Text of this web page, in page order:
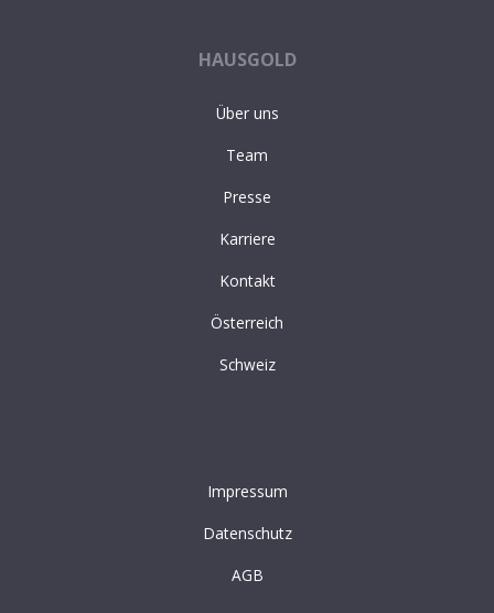
HAUSGOLD
Über uns
Team
Presse
Karriere
Kontakt
Österreich
Schweiz
Impressum
Datenschutz
AGB